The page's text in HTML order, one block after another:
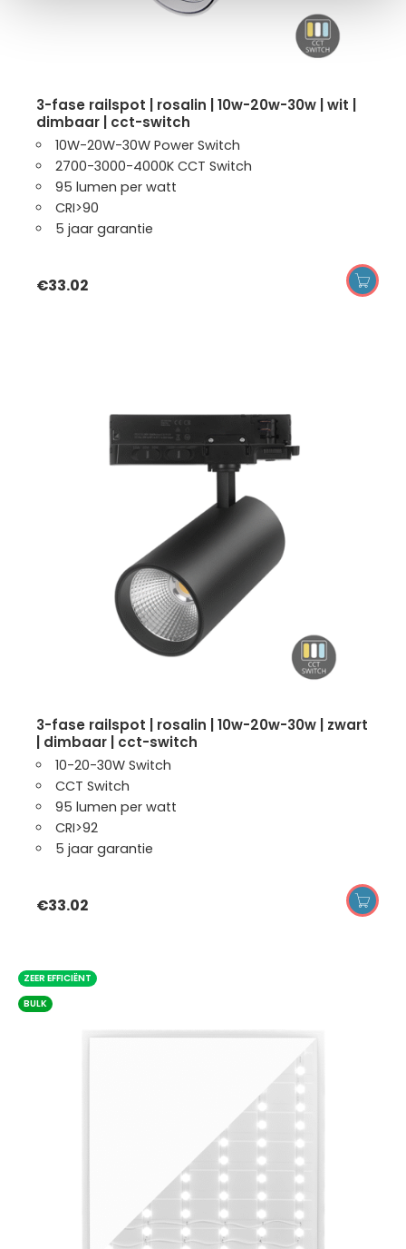
3-fase railspot | rosalin | 10w-20w-30w | wit |
dimbaar | cct-switch
10W-20W-30W Power Switch
2700-3000-4000K CCT Switch
95 lumen per watt
CRI>90
5 jaar garantie
€33.02
3-fase railspot | rosalin | 10w-20w-30w | zwart
| dimbaar | cct-switch
10-20-30W Switch
CCT Switch
95 lumen per watt
CRI>92
5 jaar garantie
€33.02
ZEER EFFICIËNT
BULK